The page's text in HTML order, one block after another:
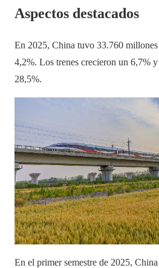
Aspectos destacados
En 2025, China tuvo 33.760
4,2%. Los trenes crecieron un 6,7%
28,5%.
En el primer semestre de 2025,